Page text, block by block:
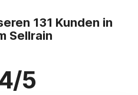
131 Kunden in
Sellrain
5